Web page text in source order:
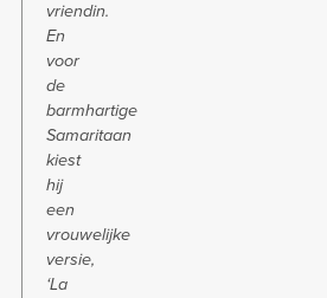
vriendin.
En
voor
de
barmhartige
Samaritaan
kiest
hij
een
vrouwelijke
versie,
‘La